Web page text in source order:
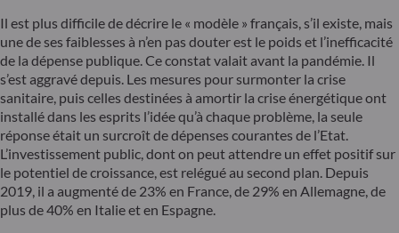
Il est plus difficile de décrire le « modèle » français, s’il existe, mais
une de ses faiblesses à n’en pas douter est le poids et l’inefficacité
de la dépense publique. Ce constat valait avant la pandémie. Il
s’est aggravé depuis. Les mesures pour surmonter la crise
sanitaire, puis celles destinées à amortir la crise énergétique ont
installé dans les esprits l’idée qu’à chaque problème, la seule
réponse était un surcroît de dépenses courantes de l’Etat.
L’investissement public, dont on peut attendre un effet positif sur
le potentiel de croissance, est relégué au second plan. Depuis
2019, il a augmenté de 23% en France, de 29% en Allemagne, de
plus de 40% en Italie et en Espagne.